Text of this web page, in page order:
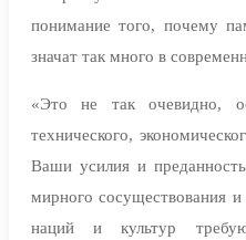
понимание того, почему
значат так много в
«Это не так очевидно,
технического,
Ваши усилия и
мирного сосуществования
наций и культур